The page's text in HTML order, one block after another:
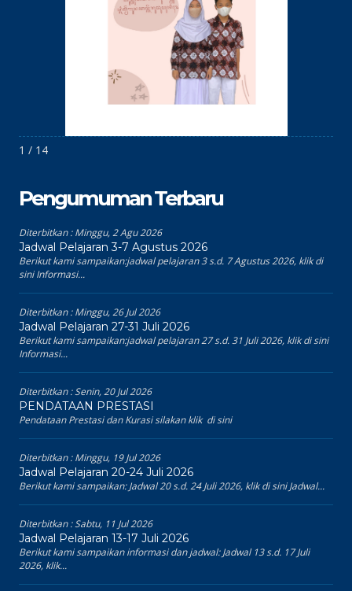
1 / 14
Pengumuman Terbaru
Diterbitkan :Minggu, 2 Agu 2026
Jadwal Pelajaran 3-7 Agustus 2026
Berikut kami sampaikan:jadwal pelajaran 3 s.d. 7 Agustus 2026, klik di
sini Informasi...
Diterbitkan :Minggu, 26 Jul 2026
Jadwal Pelajaran 27-31 Juli 2026
Berikut kami sampaikan:jadwal pelajaran 27 s.d. 31 Juli 2026, klik di sini
Informasi...
Diterbitkan :Senin, 20 Jul 2026
PENDATAAN PRESTASI
Pendataan Prestasi dan Kurasi silakan klik di sini
Diterbitkan :Minggu, 19 Jul 2026
Jadwal Pelajaran 20-24 Juli 2026
Berikut kami sampaikan: Jadwal 20 s.d. 24 Juli 2026, klik di sini Jadwal...
Diterbitkan :Sabtu, 11 Jul 2026
Jadwal Pelajaran 13-17 Juli 2026
Berikut kami sampaikan informasi dan jadwal: Jadwal 13 s.d. 17 Juli
2026, klik...